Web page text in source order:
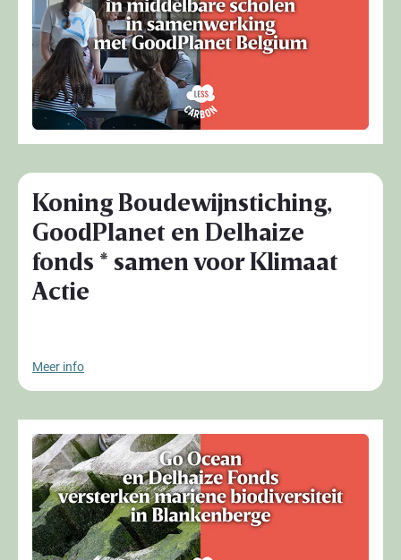
Koning Boudewijnstiching,
GoodPlanet en Delhaize
fonds * samen voor Klimaat
Actie
Meer info